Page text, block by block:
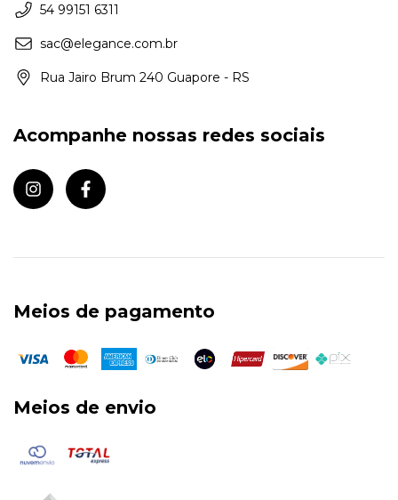
54 99151 6311
sac@elegance.com.br
Rua Jairo Brum 240 Guapore - RS
Acompanhe nossas redes sociais
Meios de pagamento
Meios de envio